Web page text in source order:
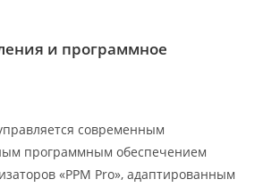
и программное
современным
программным обеспечением
«PPM Pro», адаптированным